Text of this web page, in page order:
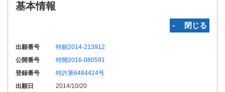
基本情報
‐ 閉じる
出願番号
特願2014-213912
公開番号
特開2016-080591
登録番号
特許第6484424号
出願日
2014/10/20